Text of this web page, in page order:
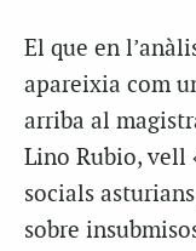
El que en
apareixia com
arriba al
Lino Rubio, vell
socials
sobre